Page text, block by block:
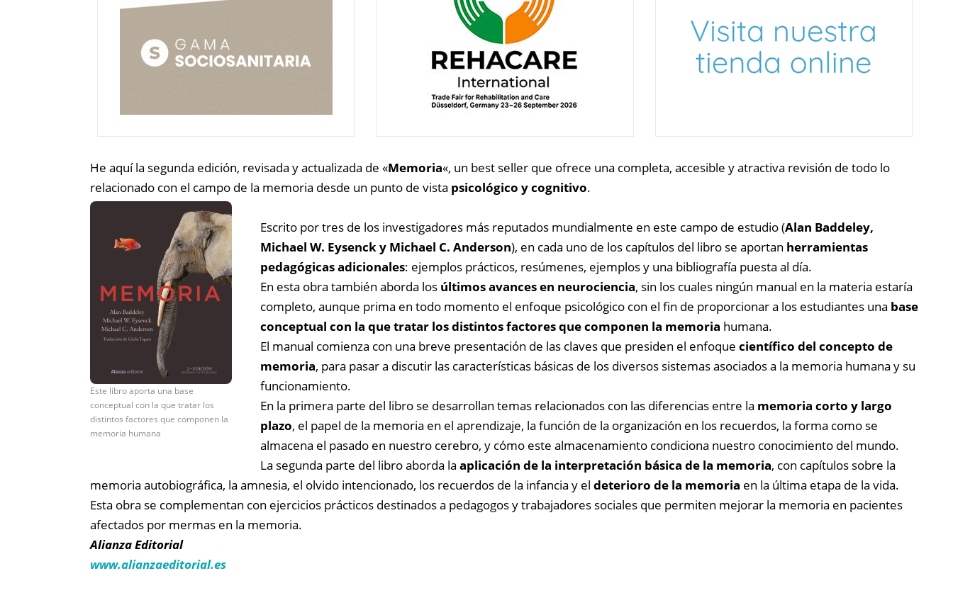
He aquí la segunda edición, revisada y actualizada de «Memoria«, un best seller que ofrece una completa, accesible y atractiva revisión de todo lo
relacionado con el campo de la memoria desde un punto de vista psicológico y cognitivo.
Este libro aporta una base
conceptual con la que tratar los
distintos factores que componen la
memoria humana
Escrito por tres de los investigadores más reputados mundialmente en este campo de estudio (Alan Baddeley,
Michael W. Eysenck y Michael C. Anderson), en cada uno de los capítulos del libro se aportan herramientas
pedagógicas adicionales: ejemplos prácticos, resúmenes, ejemplos y una bibliografía puesta al día.
En esta obra también aborda los últimos avances en neurociencia, sin los cuales ningún manual en la materia estaría
completo, aunque prima en todo momento el enfoque psicológico con el fin de proporcionar a los estudiantes una base
conceptual con la que tratar los distintos factores que componen la memoria humana.
El manual comienza con una breve presentación de las claves que presiden el enfoque científico del concepto de
memoria, para pasar a discutir las características básicas de los diversos sistemas asociados a la memoria humana y su
funcionamiento.
En la primera parte del libro se desarrollan temas relacionados con las diferencias entre la memoria corto y largo
plazo, el papel de la memoria en el aprendizaje, la función de la organización en los recuerdos, la forma como se
almacena el pasado en nuestro cerebro, y cómo este almacenamiento condiciona nuestro conocimiento del mundo.
La segunda parte del libro aborda la aplicación de la interpretación básica de la memoria, con capítulos sobre la
memoria autobiográfica, la amnesia, el olvido intencionado, los recuerdos de la infancia y el deterioro de la memoria en la última etapa de la vida.
Esta obra se complementan con ejercicios prácticos destinados a pedagogos y trabajadores sociales que permiten mejorar la memoria en pacientes
afectados por mermas en la memoria.
Alianza Editorial
www.alianzaeditorial.es